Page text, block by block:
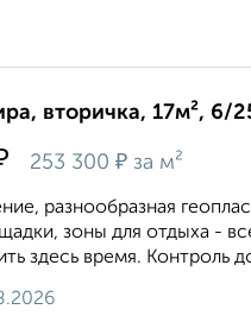
вторичка, 17м², 6/
253 300 ₽ за м²
разнообразная
зоны для отдыха -
здесь время. Контроль